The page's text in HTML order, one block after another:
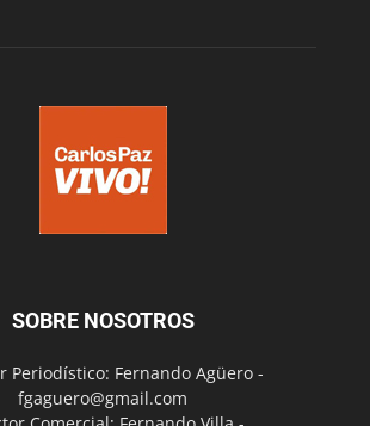
SOBRE NOSOTROS
Periodístico: Fernando Agüero -
fgaguero@gmail.com